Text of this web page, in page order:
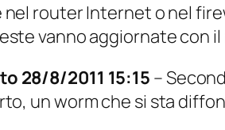
nel router Internet o nel
vanno aggiornate con
28/8/2011 15:15 –
un worm che si sta